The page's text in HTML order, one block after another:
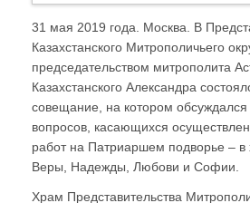
31 мая 2019 года. Москва. В
Казахстанского Митрополичьего
председательством митрополита
Казахстанского Александра
совещание, на котором обсуждался
вопросов, касающихся
работ на Патриаршем подворье –
Веры, Надежды, Любови и Софии.
Храм Представительства